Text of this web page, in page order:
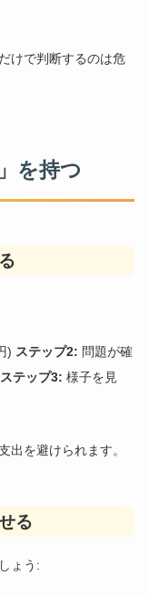
けで判断するのは危
を持つ
) ステップ2: 問題が確
ステップ3: 様子を見
出を避けられます。
る
ょう: